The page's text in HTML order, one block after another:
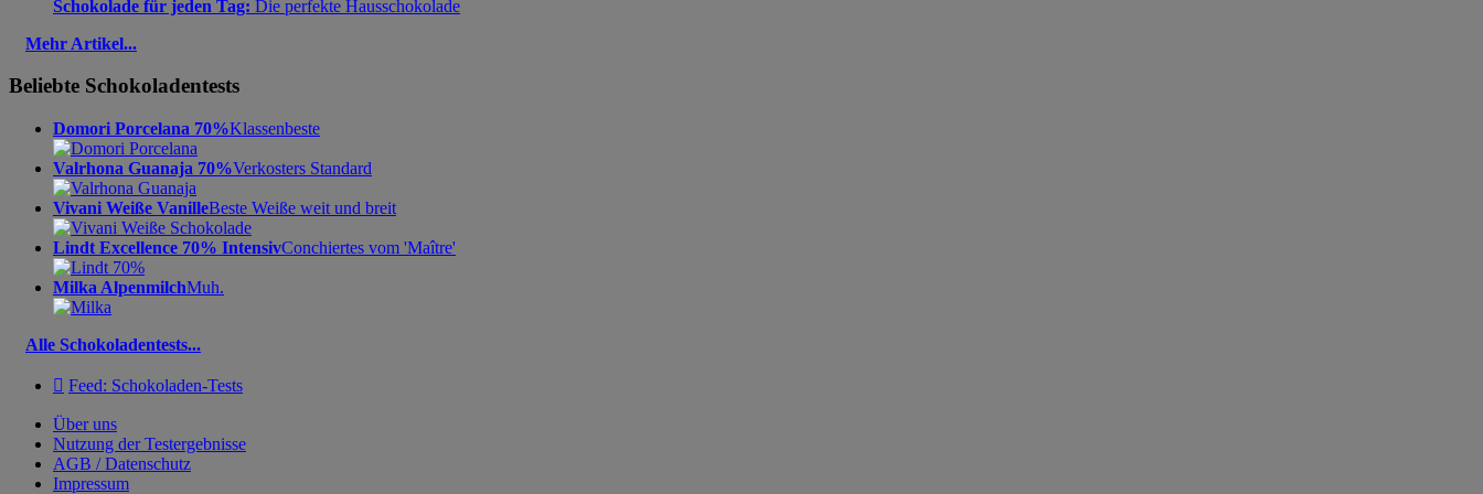
Schokolade für jeden Tag: Die perfekte Hausschokolade
Mehr Artikel...
Beliebte Schokoladentests
Domori Porcelana 70%Klassenbeste
Valrhona Guanaja 70%Verkosters Standard
Vivani Weiße VanilleBeste Weiße weit und breit
Lindt Excellence 70% IntensivConchiertes vom 'Maître'
Milka AlpenmilchMuh.
Alle Schokoladentests...
 Feed: Schokoladen-Tests
Über uns
Nutzung der Testergebnisse
AGB / Datenschutz
Impressum